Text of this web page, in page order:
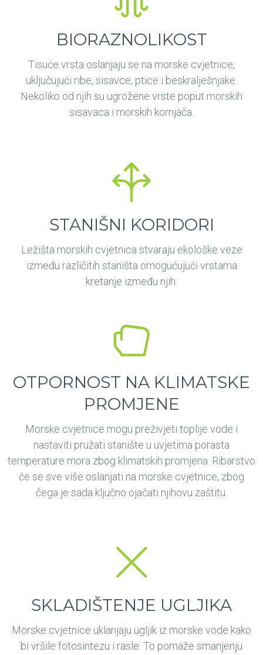
BIORAZNOLIKOST
Tisuće vrsta oslanjaju se na morske cvjetnice,
uključujući ribe, sisavce, ptice i beskralješnjake.
Nekoliko od njih su ugrožene vrste poput morskih
sisavaca i morskih kornjača.
STANIŠNI KORIDORI
Ležišta morskih cvjetnica stvaraju ekološke veze
između različitih staništa omogućujući vrstama
kretanje između njih.
OTPORNOST NA KLIMATSKE
PROMJENE
Morske cvjetnice mogu preživjeti toplije vode i
nastaviti pružati stanište u uvjetima porasta
temperature mora zbog klimatskih promjena. Ribarstvo
će se sve više oslanjati na morske cvjetnice, zbog
čega je sada ključno ojačati njihovu zaštitu.
SKLADIŠTENJE UGLJIKA
Morske cvjetnice uklanjaju ugljik iz morske vode kako
bi vršile fotosintezu i rasle. To pomaže smanjenju